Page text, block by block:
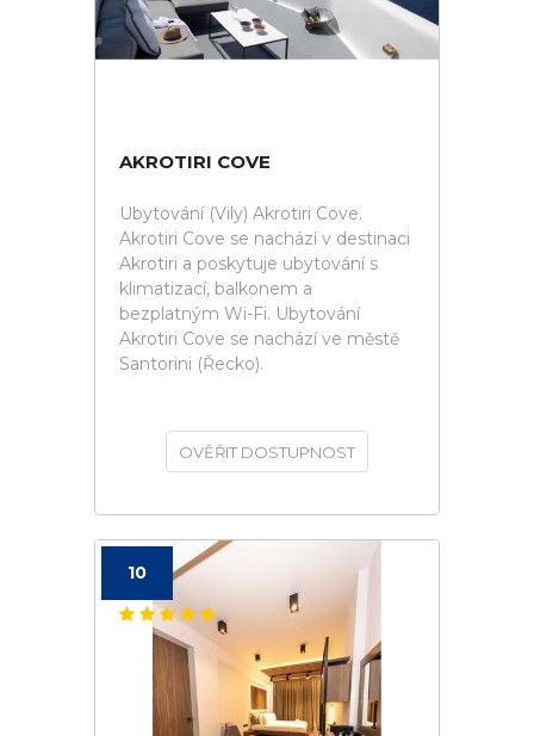
AKROTIRI COVE
Ubytování (Vily) Akrotiri Cove.
Akrotiri Cove se nachází v destinaci
Akrotiri a poskytuje ubytování s
klimatizací, balkonem a
bezplatným Wi-Fi. Ubytování
Akrotiri Cove se nachází ve městě
Santorini (Řecko).
OVĚŘIT DOSTUPNOST
10